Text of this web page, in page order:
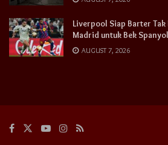
Liverpool Siap Barter
Madrid untuk Bek Spanyol
AUGUST 7, 2026